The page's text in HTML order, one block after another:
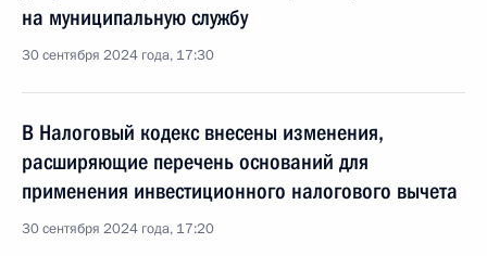
на муниципальную службу
30 сентября 2024 года, 17:30
В Налоговый кодекс внесены изменения,
расширяющие перечень оснований для
применения инвестиционного налогового вычета
30 сентября 2024 года, 17:20